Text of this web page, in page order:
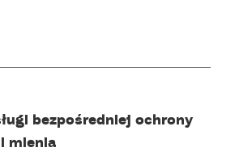
bezpośredniej ochrony
mienia